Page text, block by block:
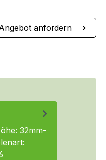
den
Angebot anfordern
32mm-